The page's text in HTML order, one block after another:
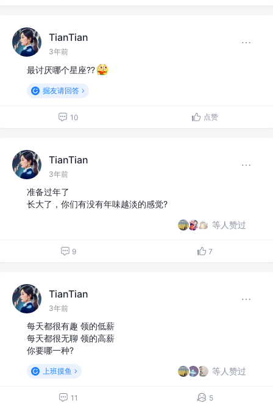
TianTian
3年前
最讨厌哪个星座??
掘友请回答
10 点赞
TianTian
3年前
准备过年了
长大了，你们有没有年味越淡的感觉?
等人赞过
9 7
TianTian
3年前
每天都很有趣 领的低薪
每天都很无聊 领的高薪
你要哪一种?
上班摸鱼 等人赞过
11 5